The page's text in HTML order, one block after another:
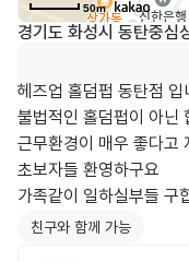
50m
경기도 화성시 동탄중
헤즈업 홀덤펍 동탄점 입
불법적인 홀덤펍이 아닌
근무환경이 매우 좋다고
초보자들 환영하구요
가족같이 일하실부들 구
친구와 함께 가능